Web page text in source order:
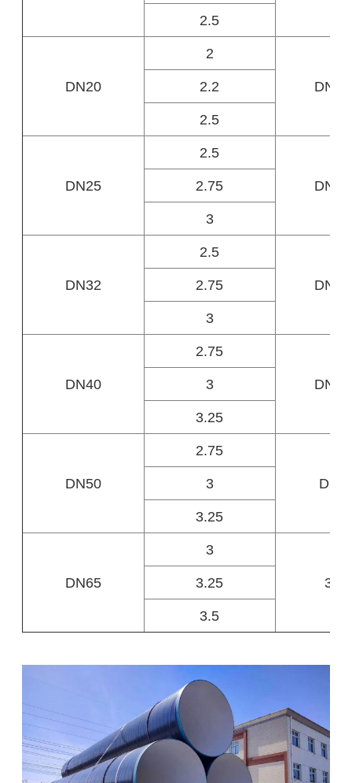
2.5
DN20
2
2.2
2.5
DN25
2.5
2.75
3
DN32
2.5
2.75
3
DN40
2.75
3
3.25
DN50
2.75
3
3.25
DN65
3
300
3.25
3.5